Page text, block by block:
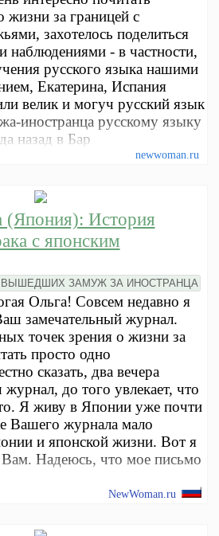
жизни за границей с
захотелось поделиться
наблюдениями - в частности,
русского языка нашими
Екатерина, Испания
велик и могуч русский язык
иностранца русскому языку
назад в Бар
newwoman.ru
(Япония): История
с японским
ЗАМУЖ ЗА ИНОСТРАНЦА
Ольга! Совсем недавно я
замечательный журнал.
точек зрения о жизни за
просто одно
сказать, два вечера
до того увлекает, что
Я живу в Японии уже почти
Вашего журнала мало
и японской жизни. Вот я
Вам. Надеюсь, что мое письмо
NewWoman.ru